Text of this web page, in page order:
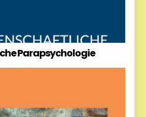
Parapsychologie